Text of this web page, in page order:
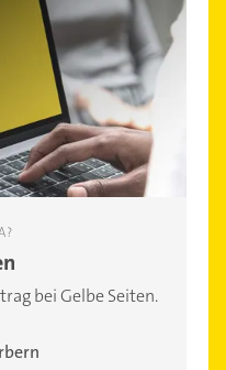
bei Gelbe Seiten.